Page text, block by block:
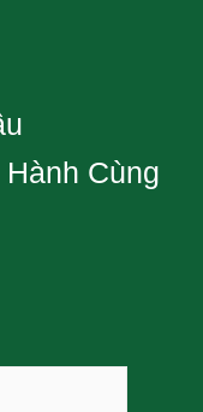
Cùng